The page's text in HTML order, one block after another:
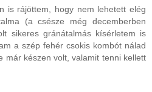
is rájöttem, hogy nem lehetett elég
(a csésze még decemberben
sikeres gránátalmás kísérletem is
a szép fehér csokis kombót nálad
már készen volt, valamit tenni kellett